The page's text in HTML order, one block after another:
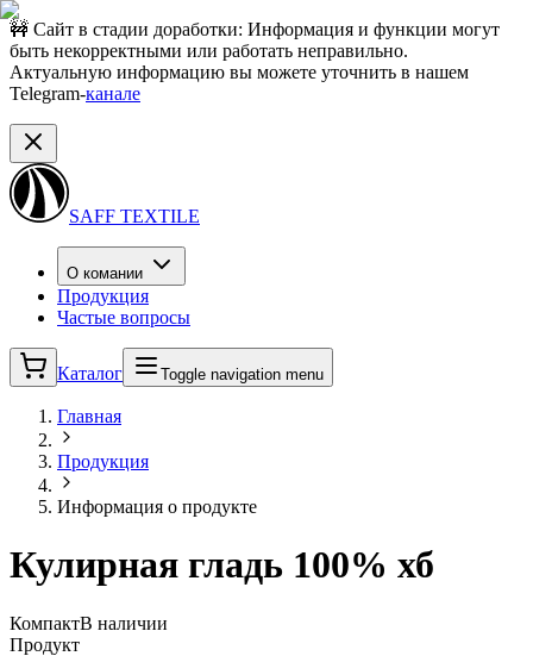
🚧 Сайт в стадии доработки: Информация и функции могут
быть некорректными или работать неправильно.
Актуальную информацию вы можете уточнить в нашем
Telegram-канале
SAFF TEXTILE
О комании
Продукция
Частые вопросы
Каталог Toggle navigation menu
Главная
Продукция
Информация о продукте
Кулирная гладь 100% хб
КомпактВ наличии
Продукт